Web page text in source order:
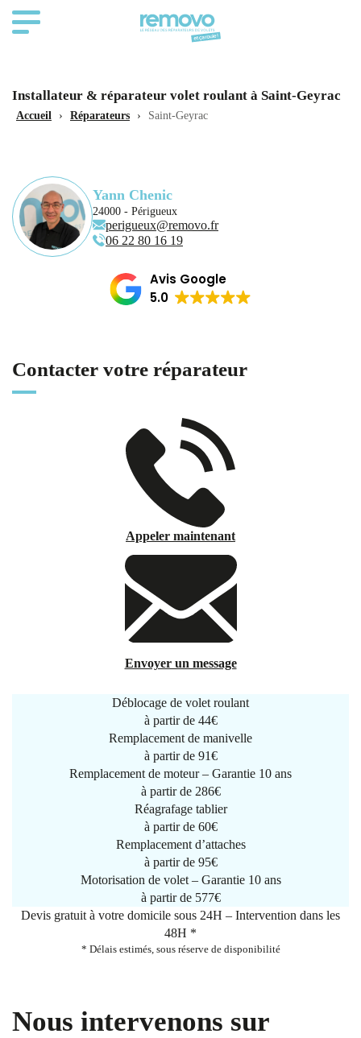
Installateur & réparateur volet roulant à Saint-Geyrac
Accueil › Réparateurs › Saint-Geyrac
Yann Chenic
24000 - Périgueux
perigueux@removo.fr
06 22 80 16 19
Avis Google
5.0
Contacter votre réparateur
Appeler maintenant
Envoyer un message
Déblocage de volet roulant
à partir de 44€
Remplacement de manivelle
à partir de 91€
Remplacement de moteur – Garantie 10 ans
à partir de 286€
Réagrafage tablier
à partir de 60€
Remplacement d’attaches
à partir de 95€
Motorisation de volet – Garantie 10 ans
à partir de 577€
Devis gratuit à votre domicile sous 24H – Intervention dans les
48H *
* Délais estimés, sous réserve de disponibilité
Nous intervenons sur